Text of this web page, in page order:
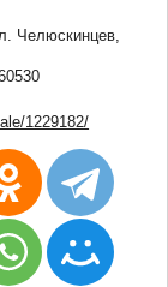
Челюскинцев,
1229182/